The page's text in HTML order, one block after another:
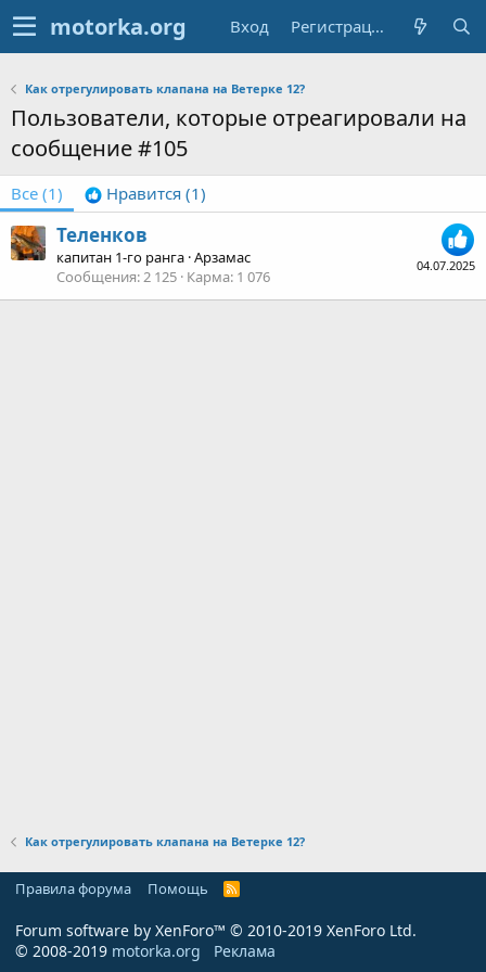
Вход Регистрация
Как отрегулировать клапана на Ветерке 12?
Пользователи, которые отреагировали на
сообщение #105
Все (1) Нравится (1)
04.07.2025
Теленков
капитан 1-го ранга ·Арзамас
Сообщения 2 125 Карма 1 076
Как отрегулировать клапана на Ветерке 12?
Правила форума Помощь
R
Forum software by XenForo™ © 2010-2019 XenForo Ltd.
© 2008-2019 motorka.org Реклама